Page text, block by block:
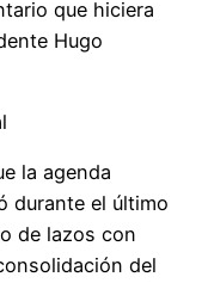
que hiciera
Hugo
la agenda
durante el último
de lazos con
del